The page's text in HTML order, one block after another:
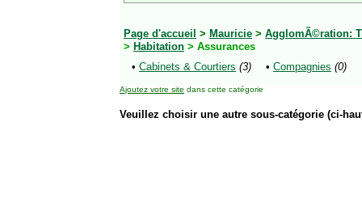
Page d'accueil > Mauricie > AgglomÃ©ration:
> Habitation > Assurances
• Cabinets & Courtiers (3) • Compagnies (0)
Ajoutez votre site dans cette catégorie
Veuillez choisir une autre sous-catégorie (ci-